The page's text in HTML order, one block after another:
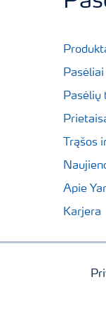
Pasėliai
Pasėlių
Trąšos
Apie
Karjera